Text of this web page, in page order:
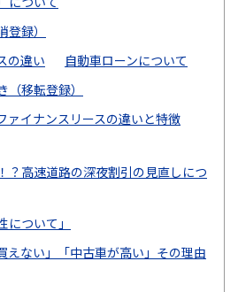
録）
の違い
自動車ローンについて
移転登録）
ァイナンスリースの違いと特徴
？高速道路の深夜割引の見直しにつ
について」
ない」「中古車が高い」その理由